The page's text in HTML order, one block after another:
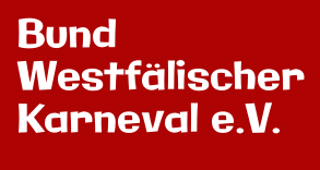
Bund
Westfälischer
Karneval e.V.